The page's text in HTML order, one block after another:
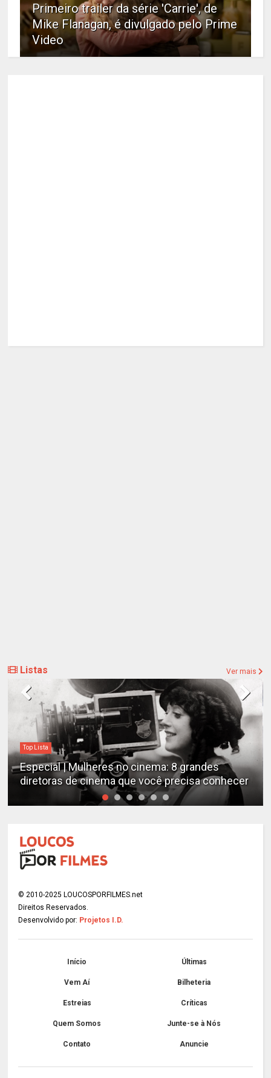
Primeiro trailer da série 'Carrie', de
Mike Flanagan, é divulgado pelo Prime
Video
Listas Ver mais
Top Lista
Especial | Mulheres no cinema: 8 grandes
diretoras de cinema que você precisa conhecer
© 2010-2025 LOUCOSPORFILMES.net
Direitos Reservados.
Desenvolvido por: Projetos I.D.
Início Últimas
Vem Aí Bilheteria
Estreias Críticas
Quem Somos Junte-se à Nós
Contato Anuncie